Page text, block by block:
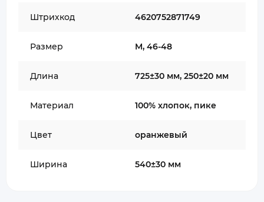
Штрихкод 4620752871749
Размер M, 46-48
Длина 725±30 мм, 250±20 мм
Материал 100% хлопок, пике
Цвет оранжевый
Ширина 540±30 мм